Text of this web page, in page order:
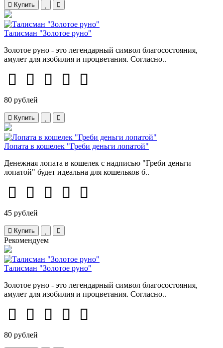
Купить
Талисман "Золотое руно"
Золотое руно - это легендарный символ благосостояния,
амулет для изобилия и процветания. Согласно..
80 рублей
Купить
Лопата в кошелек "Греби деньги лопатой"
Денежная лопата в кошелек с надписью "Греби деньги
лопатой" будет идеальна для кошельков б..
45 рублей
Купить
Рекомендуем
Талисман "Золотое руно"
Золотое руно - это легендарный символ благосостояния,
амулет для изобилия и процветания. Согласно..
80 рублей